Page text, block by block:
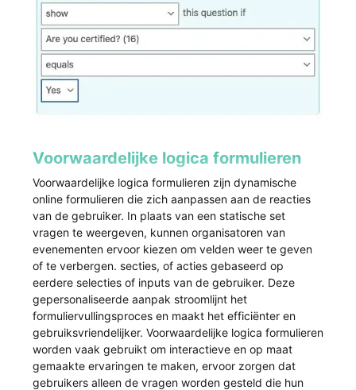
Voorwaardelijke logica formulieren
Voorwaardelijke logica formulieren zijn dynamische
online formulieren die zich aanpassen aan de reacties
van de gebruiker. In plaats van een statische set
vragen te weergeven, kunnen organisatoren van
evenementen ervoor kiezen om velden weer te geven
of te verbergen. secties, of acties gebaseerd op
eerdere selecties of inputs van de gebruiker. Deze
gepersonaliseerde aanpak stroomlijnt het
formuliervullingsproces en maakt het efficiënter en
gebruiksvriendelijker. Voorwaardelijke logica formulieren
worden vaak gebruikt om interactieve en op maat
gemaakte ervaringen te maken, ervoor zorgen dat
gebruikers alleen de vragen worden gesteld die hun